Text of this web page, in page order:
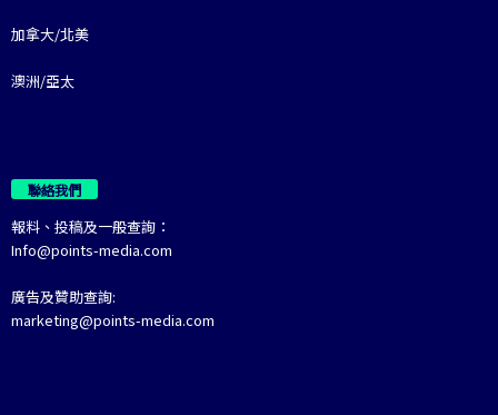
加拿大/北美
澳洲/亞太
聯絡我們
報料、投稿及一般查詢：
Info@points-media.com
廣告及贊助查詢:
marketing@points-media.com